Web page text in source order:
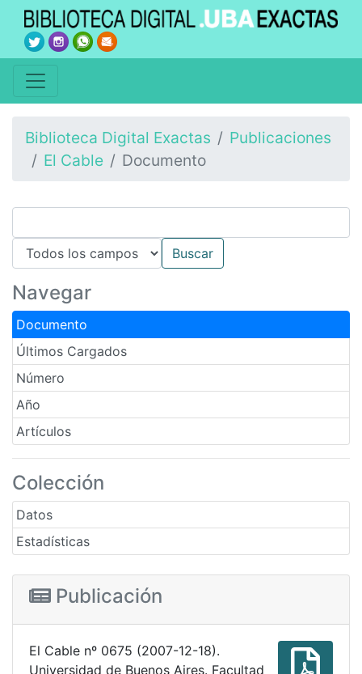
Biblioteca Digital Exactas
Publicaciones
El Cable
Documento
Navegar
Documento
Últimos Cargados
Número
Año
Artículos
Colección
Datos
Estadísticas
Publicación
El Cable nº 0675 (2007-12-18).
Universidad de Buenos Aires. Facultad